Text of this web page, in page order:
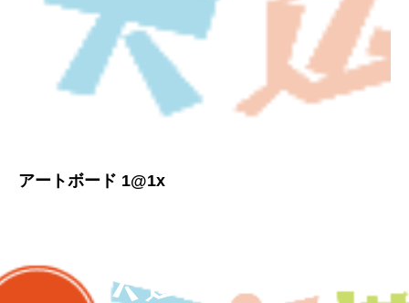
アートボード 1@1x